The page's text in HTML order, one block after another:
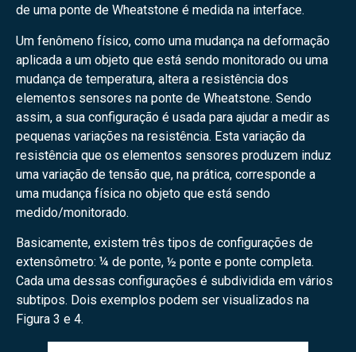
de uma ponte de Wheatstone é medida na interface.
Um fenômeno físico, como uma mudança na deformação
aplicada a um objeto que está sendo monitorado ou uma
mudança de temperatura, altera a resistência dos
elementos sensores na ponte de Wheatstone. Sendo
assim, a sua configuração é usada para ajudar a medir as
pequenas variações na resistência. Esta variação da
resistência que os elementos sensores produzem induz
uma variação de tensão que, na prática, corresponde a
uma mudança física no objeto que está sendo
medido/monitorado.
Basicamente, existem três tipos de configurações de
extensômetro: ¼ de ponte, ½ ponte e ponte completa.
Cada uma dessas configurações é subdividida em vários
subtipos. Dois exemplos podem ser visualizados na
Figura 3 e 4.